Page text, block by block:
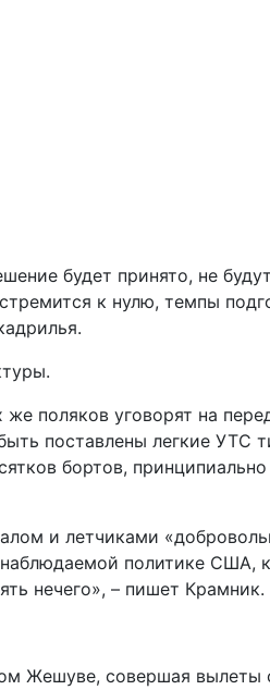
будет принято, не
к нулю, темпы
поляков уговорят на
поставлены легкие УТС
бортов,
и летчиками
политике США,
нечего», – пишет Крамник.
Жешуве, совершая вылеты